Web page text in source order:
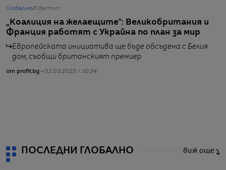
Глобално/Светът
„Коалиция на желаещите“: Великобритания и
Франция работят с Украйна по план за мир
Eвропейската инициатива ще бъде обсъдена с Белия
дом, съобщи британският премиер
от profit.bg - 02.03.2025 / 10:34
ПОСЛЕДНИ ГЛОБАЛНО виж още